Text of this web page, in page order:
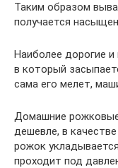
Таким образом
получается
Наиболее дорогие
в который
сама его мелет,
Домашние
дешевле, в
рожок
проходит под